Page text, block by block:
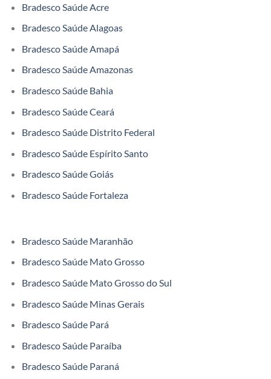
Bradesco Saúde Acre
Bradesco Saúde Alagoas
Bradesco Saúde Amapá
Bradesco Saúde Amazonas
Bradesco Saúde Bahia
Bradesco Saúde Ceará
Bradesco Saúde Distrito Federal
Bradesco Saúde Espírito Santo
Bradesco Saúde Goiás
Bradesco Saúde Fortaleza
Bradesco Saúde Maranhão
Bradesco Saúde Mato Grosso
Bradesco Saúde Mato Grosso do Sul
Bradesco Saúde Minas Gerais
Bradesco Saúde Pará
Bradesco Saúde Paraíba
Bradesco Saúde Paraná